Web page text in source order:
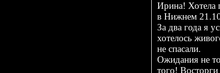
Ирина! Хотела
в Нижнем
За два года я
хотелось
не спасали.
Ожидания не
того!